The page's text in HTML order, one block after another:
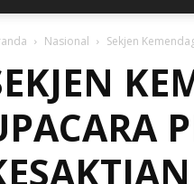
Nasional Sekjen